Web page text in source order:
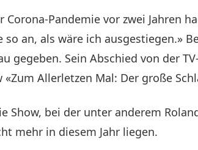
Corona-Pandemie vor zwei Jahren
so an, als wäre ich ausgestiegen.»
gegeben. Sein Abschied von der
«Zum Allerletzen Mal: Der große
Show, bei der unter anderem
mehr in diesem Jahr liegen.